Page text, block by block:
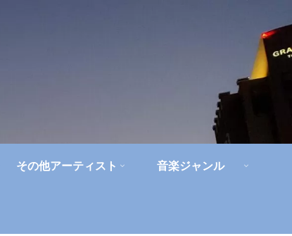
その他アーティスト 音楽ジャンル